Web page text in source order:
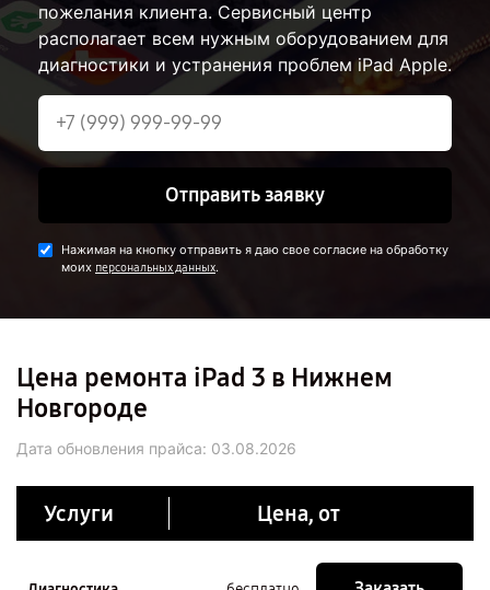
пожелания клиента. Сервисный центр
располагает всем нужным оборудованием для
диагностики и устранения проблем iPad Apple.
Отправить заявку
Нажимая на кнопку отправить я даю свое согласие на обработку
моих персональных данных.
Цена ремонта iPad 3 в Нижнем
Новгороде
Дата обновления прайса: 03.08.2026
Услуги Цена, от